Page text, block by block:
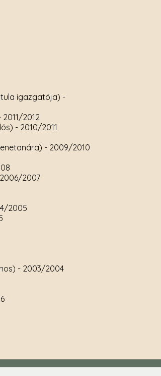
igazgatója) -
2011/2012
- 2010/2011
- 2009/2010
2007
2005
- 2003/2004